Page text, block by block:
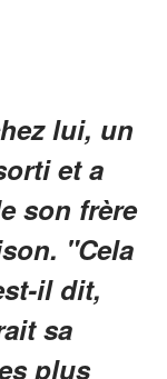
lui, un
et a
son frère
"Cela
il dit,
sa
plus